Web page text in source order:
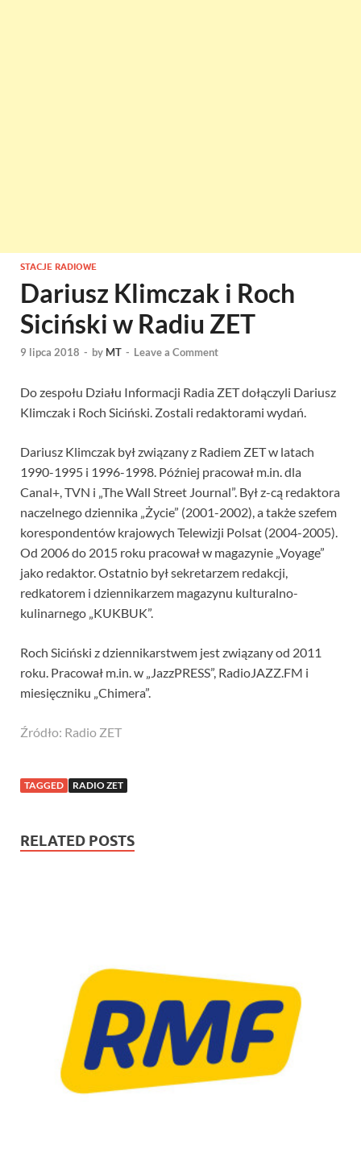
STACJE RADIOWE
Dariusz Klimczak i Roch
Siciński w Radiu ZET
9 lipca 2018 - by MT - Leave a Comment
Do zespołu Działu Informacji Radia ZET dołączyli Dariusz
Klimczak i Roch Siciński. Zostali redaktorami wydań.
Dariusz Klimczak był związany z Radiem ZET w latach
1990-1995 i 1996-1998. Później pracował m.in. dla
Canal+, TVN i „The Wall Street Journal”. Był z-cą redaktora
naczelnego dziennika „Życie” (2001-2002), a także szefem
korespondentów krajowych Telewizji Polsat (2004-2005).
Od 2006 do 2015 roku pracował w magazynie „Voyage”
jako redaktor. Ostatnio był sekretarzem redakcji,
redkatorem i dziennikarzem magazynu kulturalno-
kulinarnego „KUKBUK”.
Roch Siciński z dziennikarstwem jest związany od 2011
roku. Pracował m.in. w „JazzPRESS”, RadioJAZZ.FM i
miesięczniku „Chimera”.
Źródło: Radio ZET
TAGGED RADIO ZET
RELATED POSTS